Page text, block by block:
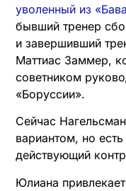
уволенный из
бывший тренер
и завершивший
Маттиас Заммер,
советником
«Боруссии».
Сейчас
вариантом, но
действующий
Юлиана